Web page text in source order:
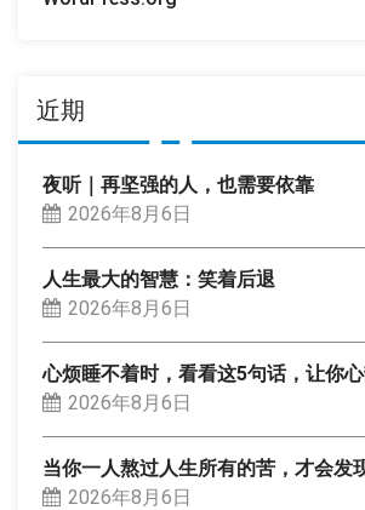
近期
夜听｜再坚强的人，也需要依靠
2026年8月6日
人生最大的智慧：笑着后退
2026年8月6日
心烦睡不着时，看看这5句话，让你
2026年8月6日
当你一人熬过人生所有的苦，才会发
2026年8月6日